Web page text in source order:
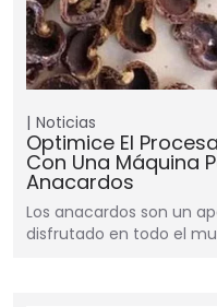
Noticias
Optimice El
Con Una Máquina
Anacardos
Los anacardos son un
disfrutado en todo el